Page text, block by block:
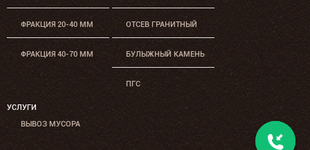
ФРАКЦИЯ 20-40 ММ
ФРАКЦИЯ 40-70 ММ
ОТСЕВ ГРАНИТНЫЙ
БУЛЫЖНЫЙ КАМЕНЬ
ПГС
УСЛУГИ
ВЫВОЗ МУСОРА